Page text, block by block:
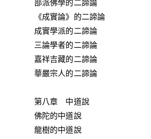
部派佛學的二諦論
《成實論》的二諦論
成實學派的二諦論
三論學者的二諦論
嘉祥吉藏的二諦論
華嚴宗人的二諦論
第八章 中道說
佛陀的中道說
龍樹的中道說